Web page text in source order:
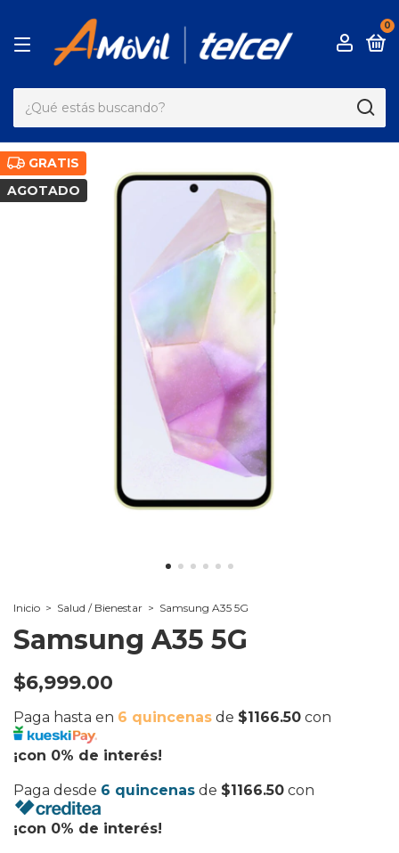
0
GRATIS
AGOTADO
Inicio > Salud / Bienestar > Samsung A35 5G
Samsung A35 5G
$6,999.00
Paga hasta en 6 quincenas de $1166.50 con
¡con 0% de interés!
Paga desde 6 quincenas de $1166.50 con
¡con 0% de interés!